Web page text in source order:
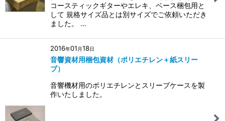
コースティックギターやエレキ、ベース梱包用と
して 規格サイズ品とは別サイズでご依頼いただき
ました。 …
2016年01 月18日
音響資材用梱包資材（ポリエチレン＋紙スリー
ブ）
音響機材用のポリエチレンとスリーブケースを製
作いたしました。